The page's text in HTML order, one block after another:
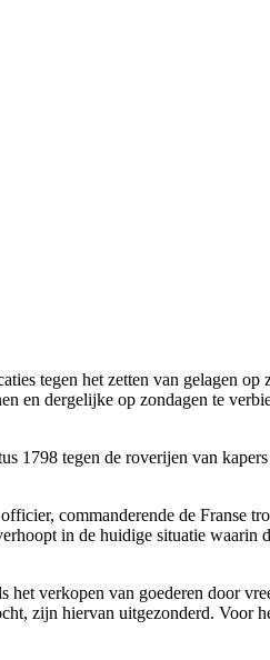
tegen het zetten van gelagen
en dergelijke op zondagen te
1798 tegen de roverijen van
commanderende de Franse
in de huidige situatie
verkopen van goederen door
zijn hiervan uitgezonderd. Voor